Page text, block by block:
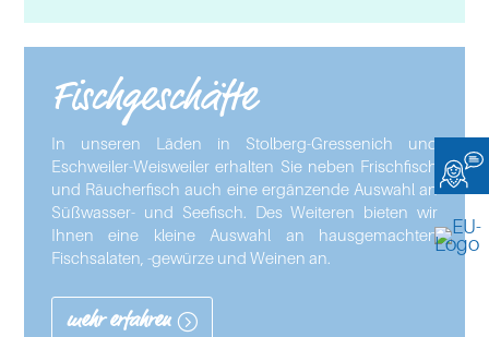
Fischgeschäfte
In unseren Läden in Stolberg-Gressenich und
Eschweiler-Weisweiler erhalten Sie neben Frischfisch
und Räucherfisch auch eine ergänzende Auswahl an
Süßwasser- und Seefisch. Des Weiteren bieten wir
Ihnen eine kleine Auswahl an hausgemachten
Fischsalaten, -gewürze und Weinen an.
mehr erfahren